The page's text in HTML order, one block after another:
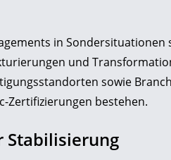
in
und
sowie
Zertifizierungen bestehen.
Stabilisierung